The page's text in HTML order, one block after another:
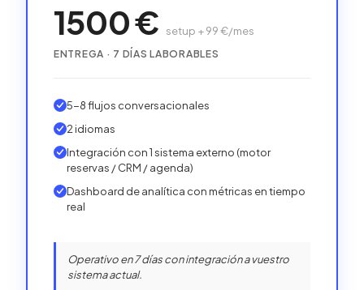
1500€ setup + 99 €/mes
ENTREGA · 7 DÍAS LABORABLES
5-8 flujos conversacionales
2 idiomas
Integración con 1 sistema externo (motor
reservas / CRM / agenda)
Dashboard de analítica con métricas en tiempo
real
Operativo en 7 días con integración a vuestro
sistema actual.